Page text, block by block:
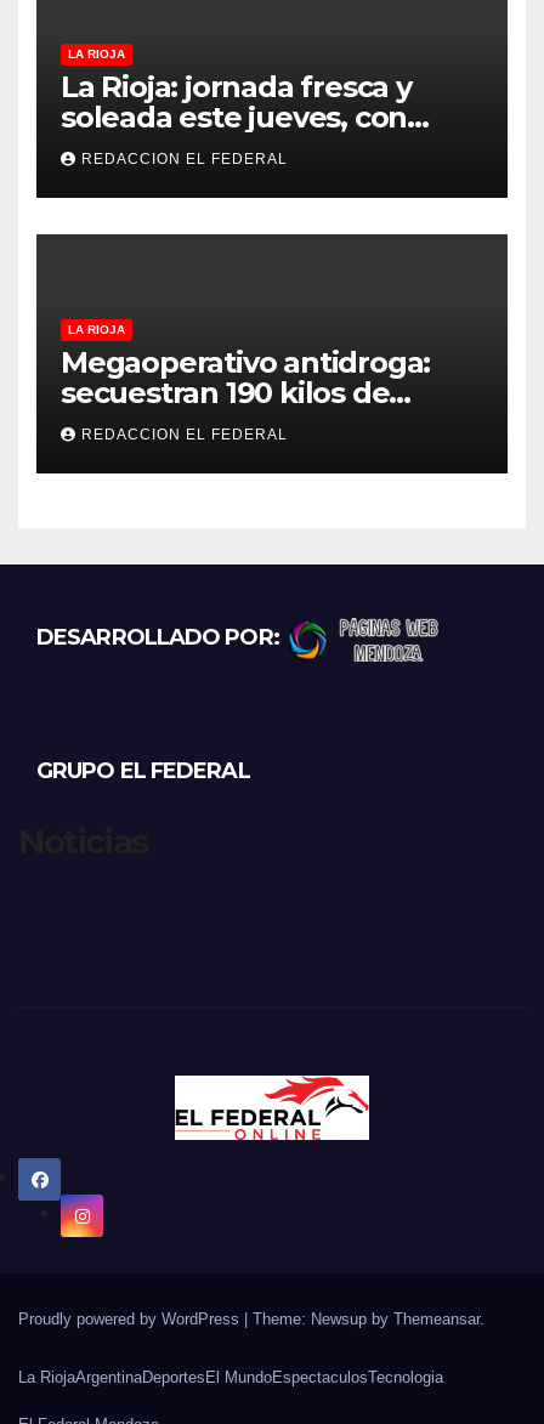
LA RIOJA
La Rioja: jornada fresca y
soleada este jueves, con
temperaturas estables para
el viernes
REDACCION EL FEDERAL
LA RIOJA
Megaoperativo antidroga:
secuestran 190 kilos de
marihuana que tenían como
destino La Rioja y Catamarca
REDACCION EL FEDERAL
DESARROLLADO POR:
GRUPO EL FEDERAL
Proudly powered by WordPress Theme: Newsup by Themeansar.
La RiojaArgentinaDeportes El MundoEspectaculosTecnologia